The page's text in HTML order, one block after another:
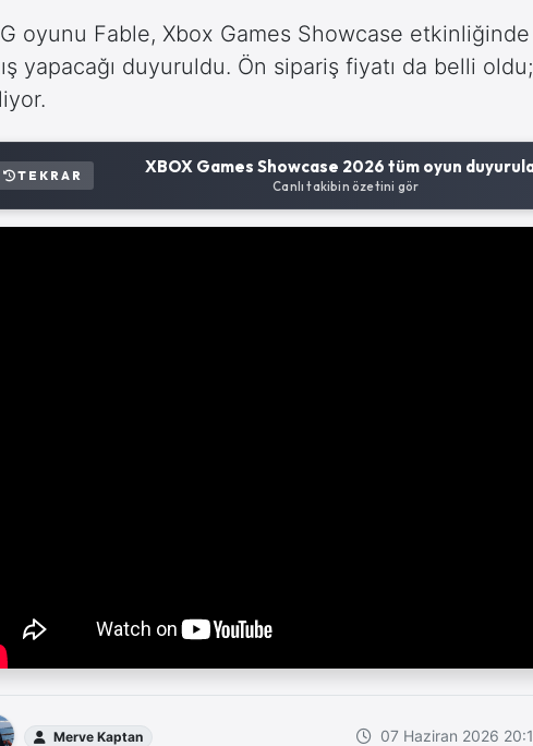
oyunu Fable, Xbox Games Showcase
yapacağı duyuruldu. Ön sipariş fiyatı da belli
TEKRAR XBOX Games Showcase 2026 tüm oyun
Canlı takibin özetini gör
Merve Kaptan 07 Haziran 2026